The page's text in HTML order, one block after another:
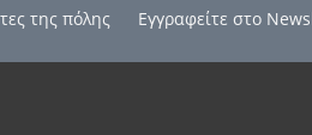
της πόλης Εγγραφείτε στο